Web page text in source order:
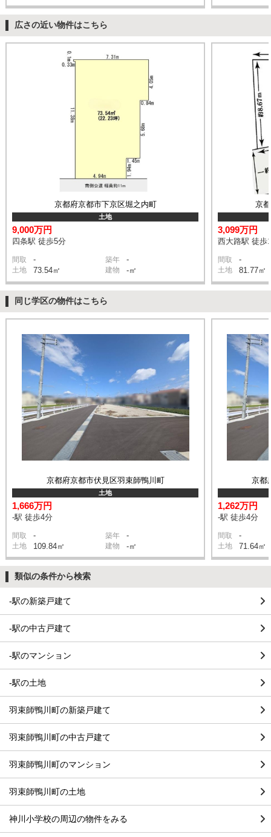
広さの近い物件はこちら
京都府京都市下京区堀之内町
土地
9,000万円
四条駅 徒歩5分
間取 - 築年 -
土地 73.54㎡ 建物 -㎡
京
3,099万円
西大路駅 徒歩
間取 -
土地 81.77㎡
同じ学区の物件はこちら
京都府京都市伏見区羽束師鴨川町
土地
1,666万円
-駅 徒歩4分
間取 - 築年 -
土地 109.84㎡ 建物 -㎡
京都
1,262万円
-駅 徒歩4分
間取 -
土地 71.64㎡
類似の条件から検索
-駅の新築戸建て
-駅の中古戸建て
-駅のマンション
-駅の土地
羽束師鴨川町の新築戸建て
羽束師鴨川町の中古戸建て
羽束師鴨川町のマンション
羽束師鴨川町の土地
神川小学校の周辺の物件をみる